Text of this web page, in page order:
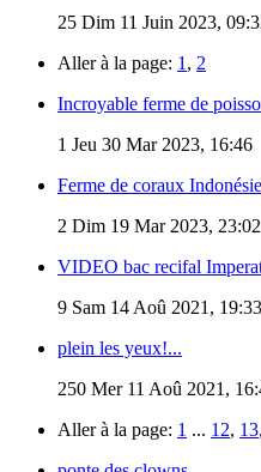
25 Dim 11 Juin 2023,
Aller à la page: 1 , 2
Incroyable ferme de
1 Jeu 30 Mar 2023, 16:46
Ferme de coraux Indonésie
2 Dim 19 Mar 2023, 23:02
VIDEO bac recifal
9 Sam 14 Aoû 2021, 19:33
plein les yeux!...
250 Mer 11 Aoû 2021,
Aller à la page: 1 ... 12, 13,